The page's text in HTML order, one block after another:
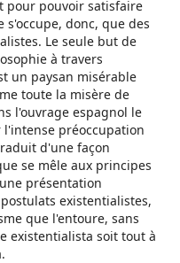
pour pouvoir satisfaire
s'occupe, donc, que des
Le seule but de
à travers
un paysan misérable
toute la misère de
l'ouvrage espagnol le
préoccupation
d'une façon
se mêle aux principes
présentation
existentialistes,
que l'entoure, sans
existentialista soit tout à